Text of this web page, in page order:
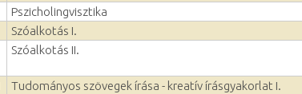
Pszicholingvisztika
Szóalkotás I.
Szóalkotás II.
Tudományos szövegek írása - kreatív írásgyakorlat I.